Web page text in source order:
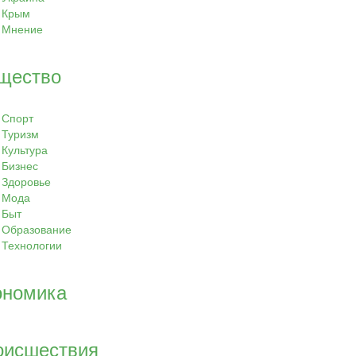
Крым
Мнение
Спорт
Туризм
Культура
Бизнес
Здоровье
Мода
Быт
Образование
Технологии